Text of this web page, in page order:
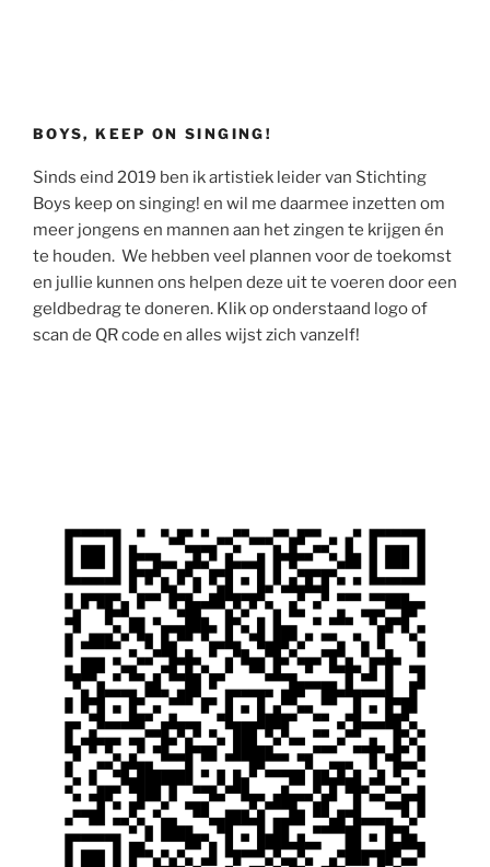
BOYS, KEEP ON SINGING!
Sinds eind 2019 ben ik artistiek leider van Stichting
Boys keep on singing! en wil me daarmee inzetten om
meer jongens en mannen aan het zingen te krijgen én
te houden. We hebben veel plannen voor de toekomst
en jullie kunnen ons helpen deze uit te voeren door een
geldbedrag te doneren. Klik op onderstaand logo of
scan de QR code en alles wijst zich vanzelf!